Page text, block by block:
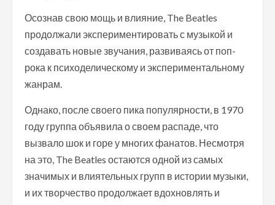
Осознав свою мощь и влияние, The Beatles
продолжали экспериментировать с музыкой и
создавать новые звучания, развиваясь от поп-
рока к психоделическому и экспериментальному
жанрам.
Однако, после своего пика популярности, в 1970
году группа объявила о своем распаде, что
вызвало шок и горе у многих фанатов. Несмотря
на это, The Beatles остаются одной из самых
значимых и влиятельных групп в истории музыки,
и их творчество продолжает вдохновлять и